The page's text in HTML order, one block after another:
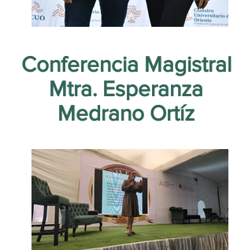
Conferencia Magistral
Mtra. Esperanza
Medrano Ortíz